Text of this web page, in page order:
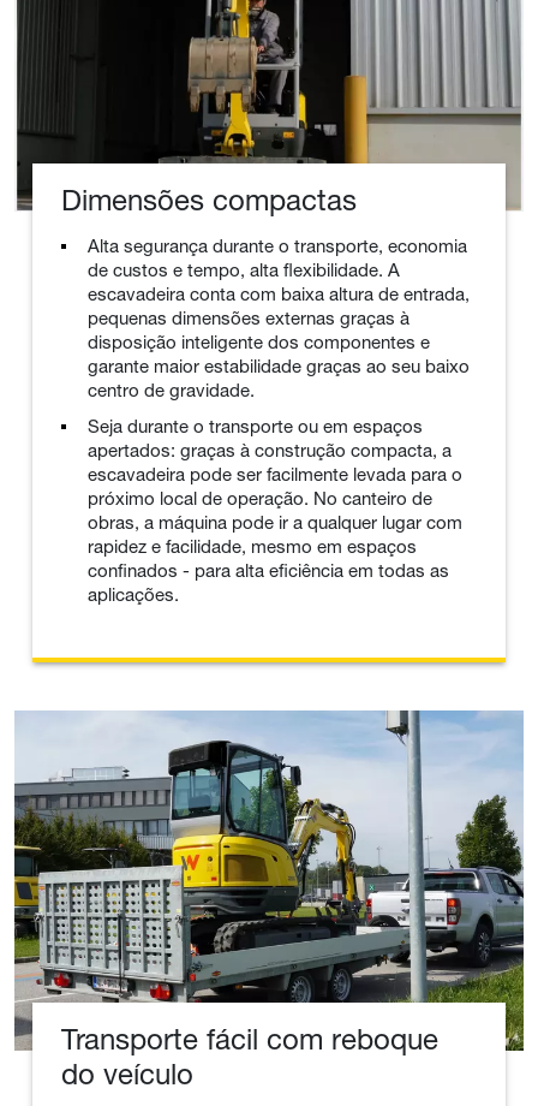
Dimensões compactas
Alta segurança durante o transporte, economia
de custos e tempo, alta flexibilidade. A
escavadeira conta com baixa altura de entrada,
pequenas dimensões externas graças à
disposição inteligente dos componentes e
garante maior estabilidade graças ao seu baixo
centro de gravidade.
Seja durante o transporte ou em espaços
apertados: graças à construção compacta, a
escavadeira pode ser facilmente levada para o
próximo local de operação. No canteiro de
obras, a máquina pode ir a qualquer lugar com
rapidez e facilidade, mesmo em espaços
confinados - para alta eficiência em todas as
aplicações.
Transporte fácil com reboque
do veículo